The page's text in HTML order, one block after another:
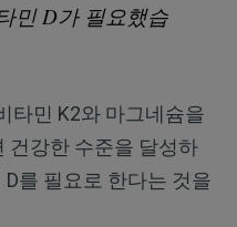
민 D가 필요했습
타민 K2와 마그네슘을
건강한 수준을 달성하
를 필요로 한다는 것을